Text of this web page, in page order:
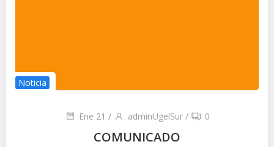
Noticia
Ene 21 / adminUgelSur / 0
COMUNICADO